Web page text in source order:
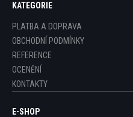
KATEGORIE
PLATBA A DOPRAVA
OBCHODNÍ PODMÍNKY
REFERENCE
OCENĚNÍ
KONTAKTY
E-SHOP